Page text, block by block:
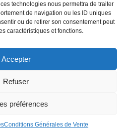
afin de réaliser
technologies nous permettra de traiter
de navigation ou les ID uniques
ou de retirer son consentement peut
caractéristiques et fonctions.
Accepter
Refuser
préférences
Conditions Générales de Vente
Nouvelle méthode de contrôle